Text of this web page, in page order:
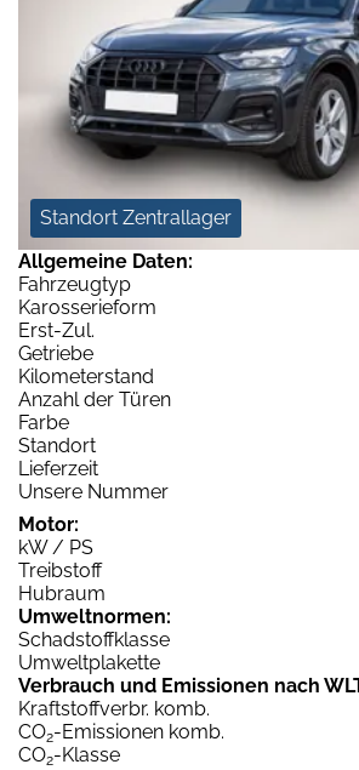
Standort Zentrallager
Allgemeine Daten:
Fahrzeugtyp
Karosserieform
Erst-Zul.
Getriebe
Kilometerstand
Anzahl der Türen
Farbe
Standort
Lieferzeit
Unsere Nummer
Motor:
kW / PS
Treibstoff
Hubraum
Umweltnormen:
Schadstoffklasse
Umweltplakette
Verbrauch und Emissionen nach
Kraftstoffverbr. komb.
CO2-Emissionen komb.
CO2-Klasse